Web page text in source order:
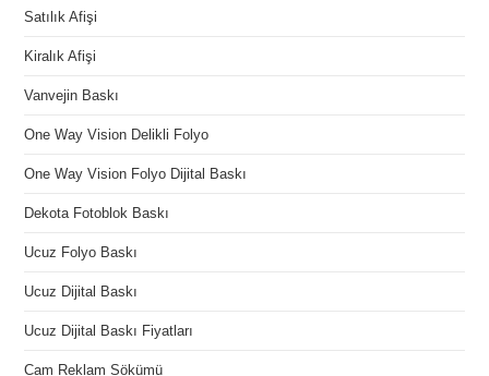
Satılık Afişi
Kiralık Afişi
Vanvejin Baskı
One Way Vision Delikli Folyo
One Way Vision Folyo Dijital Baskı
Dekota Fotoblok Baskı
Ucuz Folyo Baskı
Ucuz Dijital Baskı
Ucuz Dijital Baskı Fiyatları
Cam Reklam Sökümü